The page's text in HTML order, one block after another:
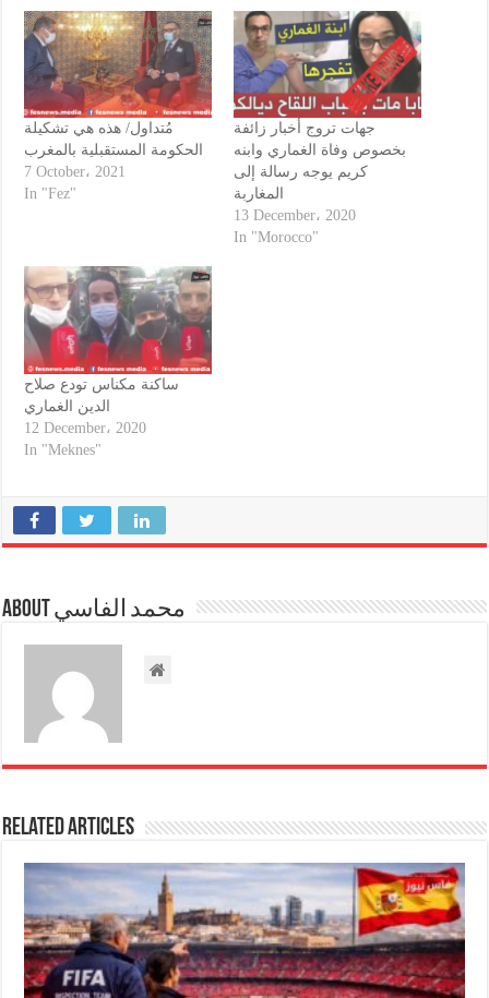
مُتداول/ هذه هي تشكيلة
الحكومة المستقبلية بالمغرب
7 October، 2021
In "Fez"
جهات تروج أخبار زائفة
بخصوص وفاة الغماري وابنه
كريم يوجه رسالة إلى
المغاربة
13 December، 2020
In "Morocco"
ساكنة مكناس تودع صلاح
الدين الغماري
12 December، 2020
In "Meknes"
About محمد الفاسي
Related Articles